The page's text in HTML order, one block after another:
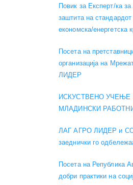
Повик за Експерт/ка
заштита на
економска/енергетска
Посета на
организација на
ЛИДЕР
ИСКУСТВЕНО
МЛАДИНСКИ
ЛАГ АГРО ЛИДЕР и
заеднички го
Посета на Република
добри практики на